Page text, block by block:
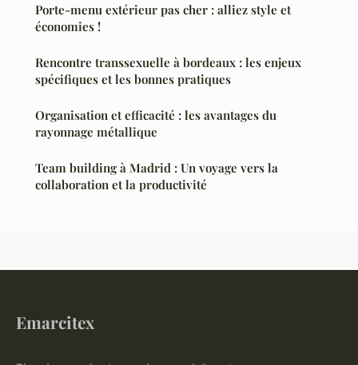
Porte-menu extérieur pas cher : alliez style et
économies !
Rencontre transsexuelle à bordeaux : les enjeux
spécifiques et les bonnes pratiques
Organisation et efficacité : les avantages du
rayonnage métallique
Team building à Madrid : Un voyage vers la
collaboration et la productivité
Emarcitex